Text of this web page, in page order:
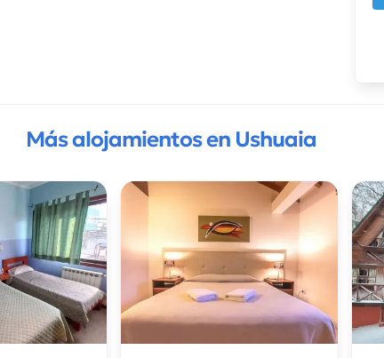
Más alojamientos en Ushuaia